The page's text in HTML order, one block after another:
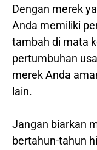
Dengan merek
Anda memiliki
tambah di mata
pertumbuhan
merek Anda
lain.
Jangan biarkan
bertahun-tahun